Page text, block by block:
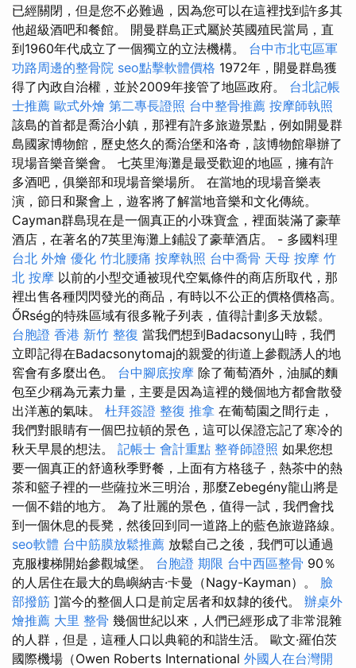
已經關閉，但是您不必難過，因為您可以在這裡找到許多其
他超級酒吧和餐館。 開曼群島正式屬於英國殖民當局，直
到1960年代成立了一個獨立的立法機構。 台中市北屯區軍
功路周邊的整骨院 seo點擊軟體價格 1972年，開曼群島獲
得了內政自治權，並於2009年接管了地區政府。 台北記帳
士推薦 歐式外燴 第二專長證照 台中整骨推薦 按摩師執照
該島的首都是喬治小鎮，那裡有許多旅遊景點，例如開曼群
島國家博物館，歷史悠久的喬治堡和洛奇，該博物館舉辦了
現場音樂音樂會。 七英里海灘是最受歡迎的地區，擁有許
多酒吧，俱樂部和現場音樂場所。 在當地的現場音樂表
演，節日和聚會上，遊客將了解當地音樂和文化傳統。
Cayman群島現在是一個真正的小珠寶盒，裡面裝滿了豪華
酒店，在著名的7英里海灘上鋪設了豪華酒店。 - 多國料理
台北 外燴 優化 竹北腰痛 按摩執照 台中喬骨 天母 按摩 竹
北 按摩 以前的小型交通被現代空氣條件的商店所取代，那
裡出售各種閃閃發光的商品，有時以不公正的價格價格高。
ŐRség的特殊區域有很多靴子列表，值得計劃多天放鬆。
台胞證 香港 新竹 整復 當我們想到Badacsony山時，我們
立即記得在Badacsonytomaj的親愛的街道上參觀誘人的地
窖會有多麼出色。 台中腳底按摩 除了葡萄酒外，油膩的麵
包至少稱為元素力量，主要是因為這裡的幾個地方都會散發
出洋蔥的氣味。 杜拜簽證 整復 推拿 在葡萄園之間行走，
我們對眼睛有一個巴拉頓的景色，這可以保證忘記了寒冷的
秋天早晨的想法。 記帳士 會計重點 整脊師證照 如果您想
要一個真正的舒適秋季野餐，上面有方格毯子，熱茶中的熱
茶和籃子裡的一些薩拉米三明治，那麼Zebegény龍山將是
一個不錯的地方。 為了壯麗的景色，值得一試，我們會找
到一個休息的長凳，然後回到同一道路上的藍色旅遊路線。
seo軟體 台中筋膜放鬆推薦 放鬆自己之後，我們可以通過
克服樓梯開始參觀城堡。 台胞證 期限 台中西區整骨 90％
的人居住在最大的島嶼納吉·卡曼（Nagy-Kayman）。 臉
部撥筋 ]當今的整個人口是前定居者和奴隸的後代。 辦桌外
燴推薦 大里 整骨 幾個世紀以來，人們已經形成了非常混雜
的人群，但是，這種人口以典範的和諧生活。 歐文·羅伯茨
國際機場（Owen Roberts International 外國人在台灣開